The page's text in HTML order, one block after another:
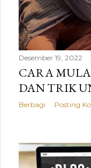
Desember 19, 2022
CARA
DAN TRIK
Berbagi Posting